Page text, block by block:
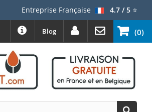
Entreprise Française 4.7 / 5⭐
(0)
Blog